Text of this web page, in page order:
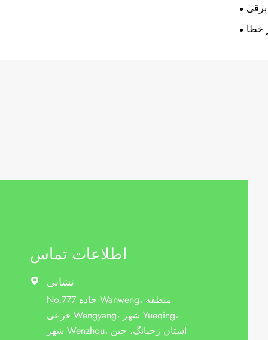
خطا
اطلاعات تماس
 نشانی
No.777 جاده Wanweng، منطقه
فرعی Wengyang، شهر Yueqing،
شهر Wenzhou، استان ژجیانگ، چین